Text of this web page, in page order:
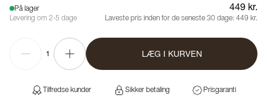
På lager
Levering om 2-5 dage
449 kr.
Laveste pris inden for de seneste 30 dage: 449 kr.
1 LÆG I KURVEN
Tilfredse kunder Sikker betaling Prisgaranti